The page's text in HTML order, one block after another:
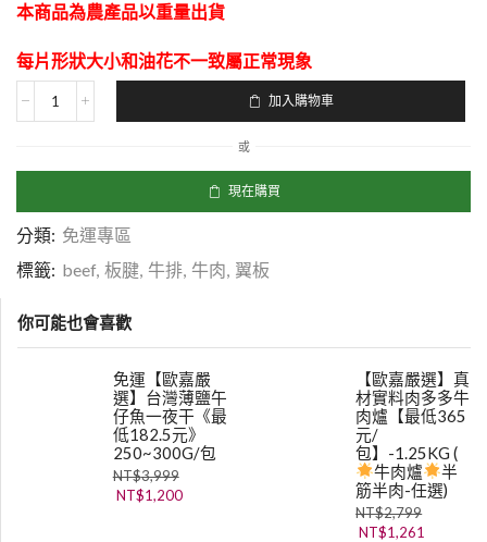
本商品為農產品以重量出貨
每片形狀大小和油花不一致屬正常現象
加入購物車
或
現在購買
分類: 免運專區
標籤: beef 板腱 牛排 牛肉 翼板
你可能也會喜歡
免運【歐嘉嚴
選】台灣薄鹽午
仔魚一夜干《最
低182.5元》
250~300G/包
NT$3,999
NT$1,200
【歐嘉嚴選】真
材實料肉多多牛
肉爐【最低365
元/
包】-1.25KG (
牛肉爐
半
筋半肉-任選)
NT$2,799
NT$1,261